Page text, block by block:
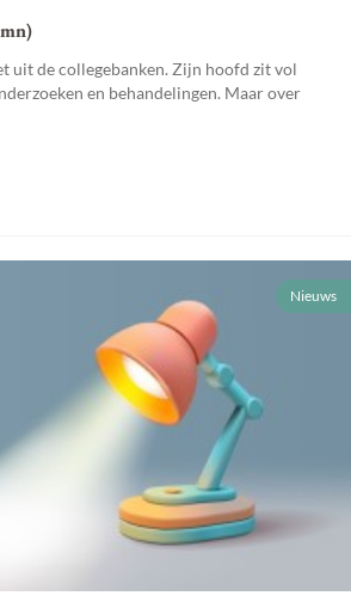
uit de collegebanken. Zijn hoofd zit vol
en behandelingen. Maar over
Nieuws